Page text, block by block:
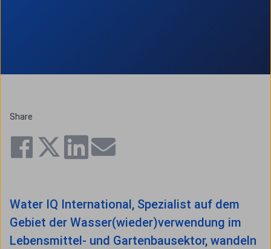
Share
Water IQ International, Spezialist auf dem
Gebiet der Wasser(wieder)verwendung im
Lebensmittel- und Gartenbausektor, wandeln